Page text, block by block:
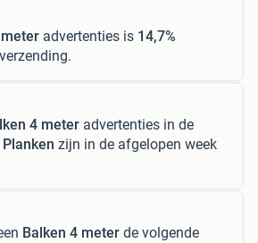
advertenties is 14,7%
4 meter advertenties in de
Planken zijn in de afgelopen week
Balken 4 meter de volgende